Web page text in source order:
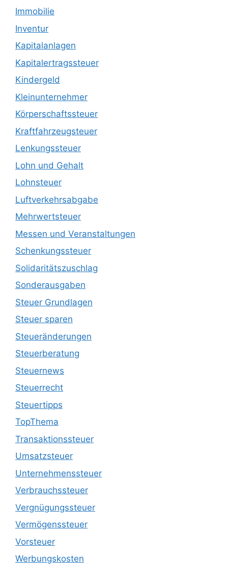
Immobilie
Inventur
Kapitalanlagen
Kapitalertragssteuer
Kindergeld
Kleinunternehmer
Körperschaftssteuer
Kraftfahrzeugsteuer
Lenkungssteuer
Lohn und Gehalt
Lohnsteuer
Luftverkehrsabgabe
Mehrwertsteuer
Messen und Veranstaltungen
Schenkungssteuer
Solidaritätszuschlag
Sonderausgaben
Steuer Grundlagen
Steuer sparen
Steueränderungen
Steuerberatung
Steuernews
Steuerrecht
Steuertipps
TopThema
Transaktionssteuer
Umsatzsteuer
Unternehmenssteuer
Verbrauchssteuer
Vergnügungssteuer
Vermögenssteuer
Vorsteuer
Werbungskosten